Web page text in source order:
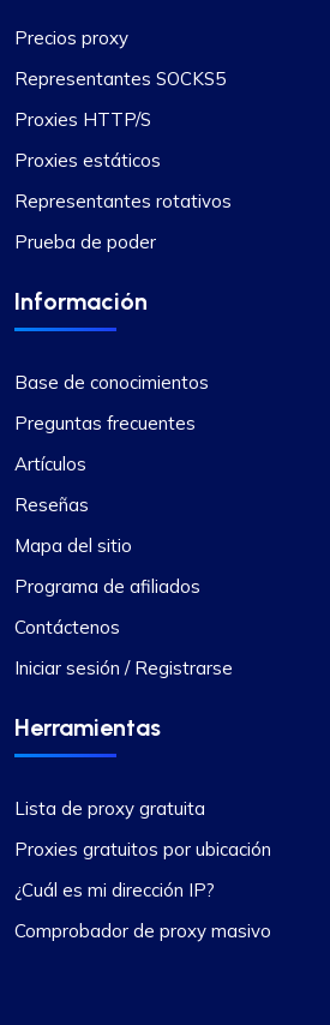
siempre ahí.
Rosie Mitchell
Buenos proxies rotativos y
servidores proxy que son
herramientas de SEO.
giratorios. Su servicio de
con cualquier consulta. ¡Gracias!
James Johnson
ProxyCompass ha sido notable,
mis expectativas. Es
que operan sus proxies, lo que
navegación online fluida y
Precios proxy
Representantes SOCKS5
Proxies HTTP/S
Proxies estáticos
Representantes rotativos
Prueba de poder
Información
Base de conocimientos
Preguntas frecuentes
Artículos
Reseñas
Mapa del sitio
Programa de afiliados
Contáctenos
Iniciar sesión / Registrarse
Herramientas
Lista de proxy gratuita
Proxies gratuitos por ubicación
¿Cuál es mi dirección IP?
Comprobador de proxy masivo